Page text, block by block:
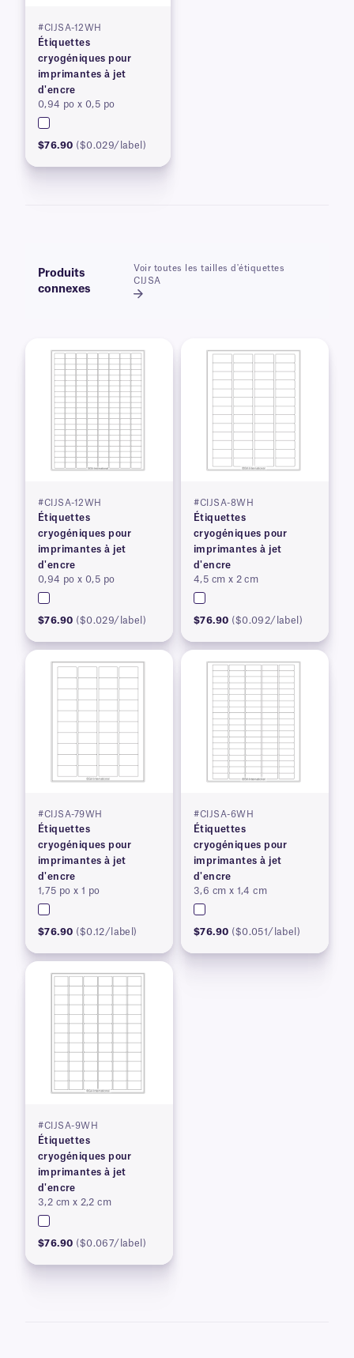
#CIJSA-12WH
Étiquettes
cryogéniques pour
imprimantes à jet
d'encre
0,94 po x 0,5 po
$76.90 ($0.029/label)
Produits
connexes
Voir toutes les tailles d'étiquettes
CIJSA
#CIJSA-12WH
Étiquettes
cryogéniques pour
imprimantes à jet
d'encre
0,94 po x 0,5 po
$76.90 ($0.029/label)
#CIJSA-8WH
Étiquettes
cryogéniques pour
imprimantes à jet
d'encre
4,5 cm x 2 cm
$76.90 ($0.092/label)
#CIJSA-79WH
Étiquettes
cryogéniques pour
imprimantes à jet
d'encre
1,75 po x 1 po
$76.90 ($0.12/label)
#CIJSA-6WH
Étiquettes
cryogéniques pour
imprimantes à jet
d'encre
3,6 cm x 1,4 cm
$76.90 ($0.051/label)
#CIJSA-9WH
Étiquettes
cryogéniques pour
imprimantes à jet
d'encre
3,2 cm x 2,2 cm
$76.90 ($0.067/label)